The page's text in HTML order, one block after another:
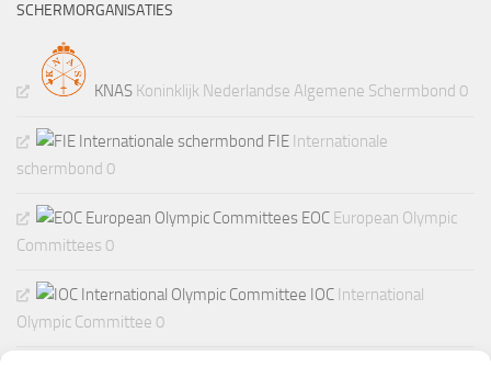
SCHERMORGANISATIES
KNAS Koninklijk Nederlandse Algemene Schermbond 0
FIE Internationale
schermbond 0
EOC European Olympic
Committees 0
IOC International
Olympic Committee 0